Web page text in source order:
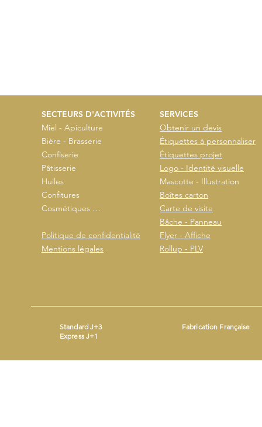
SECTEURS D'ACTIVITÉS
Miel - Apiculture
Bière - Brasserie
Confiserie
Pâtisserie
Huiles
Confitures
Cosmétiques …
Politique de confidentialité
Mentions légales
SERVICES
Obtenir un devis
Étiquettes à personnaliser
Étiquettes projet
Logo - Identité visuelle
Mascotte - Illustration
Boîtes carton
Carte de visite
Bâche - Panneau
Flyer - Affiche
Rollup - PLV
Standard J+3
Express J+1
Fabrication Française